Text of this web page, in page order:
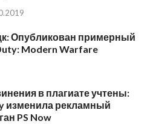
Опубликован примерный
Modern Warfare
в плагиате учтены:
изменила рекламный
PS Now